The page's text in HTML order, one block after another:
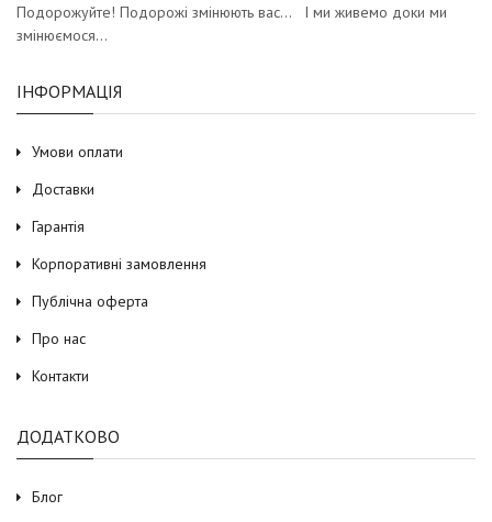
Подорожуйте! Подорожі змінюють вас… І ми живемо доки ми
змінюємося…
ІНФОРМАЦІЯ
Умови оплати
Доставки
Гарантія
Корпоративні замовлення
Публічна оферта
Про нас
Контакти
ДОДАТКОВО
Блог